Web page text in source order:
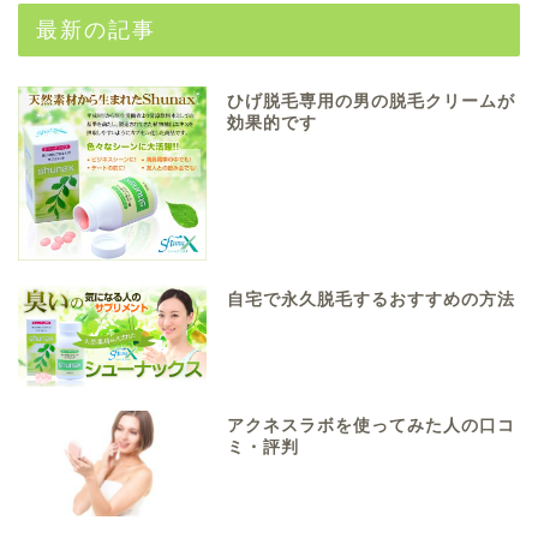
最新の記事
ひげ脱毛専用の男の脱毛クリームが
効果的です
自宅で永久脱毛するおすすめの方法
アクネスラボを使ってみた人の口コ
ミ・評判